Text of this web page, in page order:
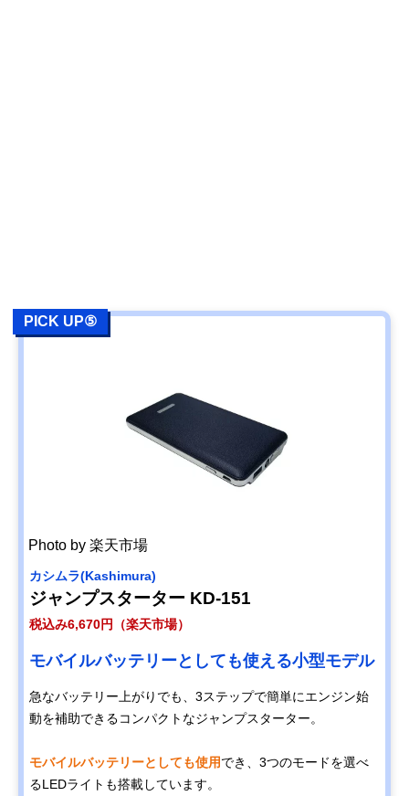
PICK UP⑤
Photo by 楽天市場
カシムラ(Kashimura)
ジャンプスターター KD-151
税込み6,670円（楽天市場）
モバイルバッテリーとしても使える小型モデル
急なバッテリー上がりでも、3ステップで簡単にエンジン始
動を補助できるコンパクトなジャンプスターター。
モバイルバッテリーとしても使用でき、3つのモードを選べ
るLEDライトも搭載しています。